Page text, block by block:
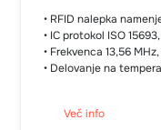
• RFID nalepka
• IC protokol ISO
• Frekvenca 13,56
• Delovanje na
Več info